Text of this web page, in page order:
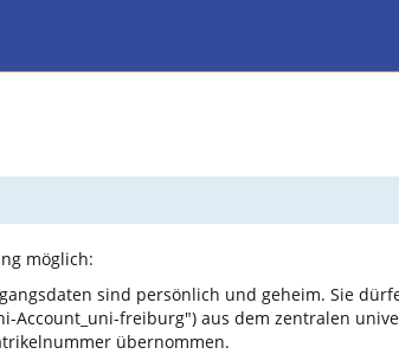
möglich:
sind persönlich und geheim. Sie
freiburg") aus dem zentralen
übernommen.